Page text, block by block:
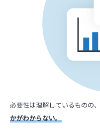
必要性は理解しているものの、
かがわからない。